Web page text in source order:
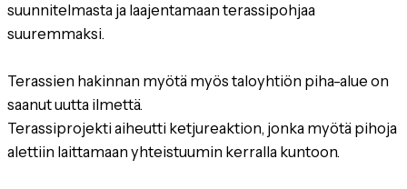
suunnitelmasta ja laajentamaan terassipohjaa
suuremmaksi.
Terassien hakinnan myötä myös taloyhtiön piha-alue on
saanut uutta ilmettä.
Terassiprojekti aiheutti ketjureaktion, jonka myötä pihoja
alettiin laittamaan yhteistuumin kerralla kuntoon.